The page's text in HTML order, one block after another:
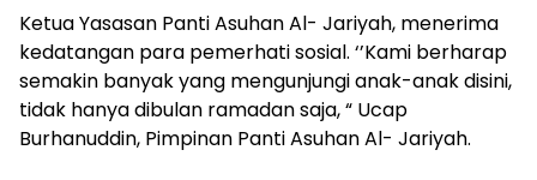
Ketua Yasasan Panti Asuhan Al- Jariyah, menerima
kedatangan para pemerhati sosial. ‘’Kami berharap
semakin banyak yang mengunjungi anak-anak disini,
tidak hanya dibulan ramadan saja, “ Ucap
Burhanuddin, Pimpinan Panti Asuhan Al- Jariyah.